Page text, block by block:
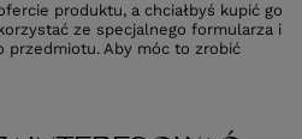
produktu, a chciałbyś kupić go
ze specjalnego formularza i
przedmiotu. Aby móc to zrobić